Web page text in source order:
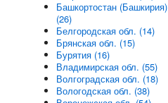
Башкортостан (Башкирия)
(26)
Белгородская обл. (14)
Брянская обл. (15)
Бурятия (16)
Владимирская обл. (55)
Волгоградская обл. (18)
Вологодская обл. (38)